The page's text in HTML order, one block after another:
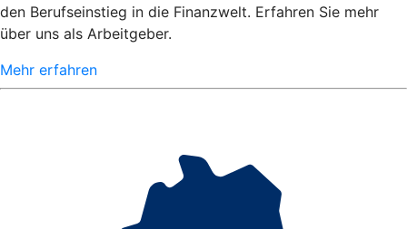
den Berufseinstieg in die Finanzwelt. Erfahren Sie mehr
über uns als Arbeitgeber.
Mehr erfahren